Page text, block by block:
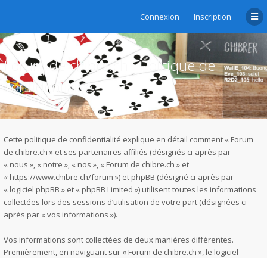
Connexion Inscription
Forum de chibre.ch - Politique de
confidentialité
Cette politique de confidentialité explique en détail comment « Forum
de chibre.ch » et ses partenaires affiliés (désignés ci-après par
« nous », « notre », « nos », « Forum de chibre.ch » et
« https://www.chibre.ch/forum ») et phpBB (désigné ci-après par
« logiciel phpBB » et « phpBB Limited ») utilisent toutes les informations
collectées lors des sessions d’utilisation de votre part (désignées ci-
après par « vos informations »).
Vos informations sont collectées de deux manières différentes.
Premièrement, en naviguant sur « Forum de chibre.ch », le logiciel